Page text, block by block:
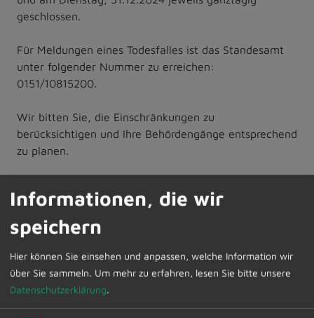
geschlossen.
Für Meldungen eines Todesfalles ist das Standesamt
unter folgender Nummer zu erreichen:
0151/10815200.
Wir bitten Sie, die Einschränkungen zu
berücksichtigen und Ihre Behördengänge entsprechend
zu planen.
Zur Übersicht
13.12.2024
Informationen, die wir
speichern
Hier können Sie einsehen und anpassen, welche Information wir
über Sie sammeln. Um mehr zu erfahren, lesen Sie bitte unsere
Datenschutzerklärung.